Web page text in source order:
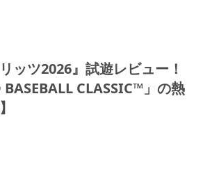
ッツ2026』試遊レビュー！
BASEBALL CLASSIC™」の熱